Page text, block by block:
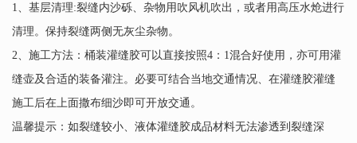
1、基层清理:裂缝内沙砾、杂物用吹风机吹出，或者用高压水炝进行
清理。保持裂缝两侧无灰尘杂物。
2、施工方法：桶装灌缝胶可以直接按照4：1混合好使用，亦可用灌
缝壶及合适的装备灌注。必要可结合当地交通情况、在灌缝胶灌缝
施工后在上面撒布细沙即可开放交通。
温馨提示：如裂缝较小、液体灌缝胶成品材料无法渗透到裂缝深